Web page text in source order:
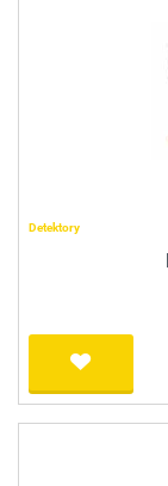
Detektory